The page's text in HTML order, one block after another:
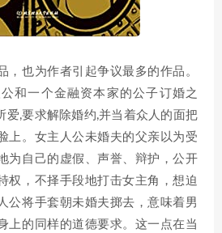
，也为作者引起争议最多的作品。
和一个金融资本家的公子订婚之
爱,要求解除婚约,并当着众人的面把
上。女主人公未婚夫的父亲以为受
为自己的虚假、声誉、辩护，公开
权，不择手段地打击女主角，想迫
公将手套朝未婚夫掷去，意味着男
上的同样的道德要求。这一点在当